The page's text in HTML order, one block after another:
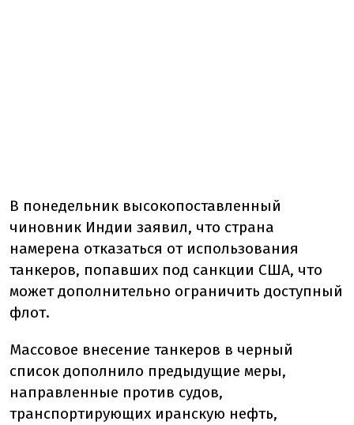
В понедельник высокопоставленный
чиновник Индии заявил, что страна
намерена отказаться от использования
танкеров, попавших под санкции США, что
может дополнительно ограничить доступный
флот.
Массовое внесение танкеров в черный
список дополнило предыдущие меры,
направленные против судов,
транспортирующих иранскую нефть,